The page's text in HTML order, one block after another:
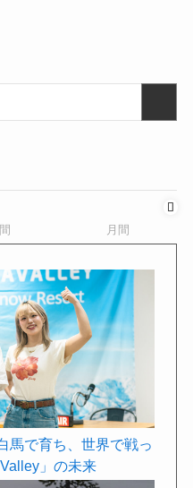
月間
馬で育ち、世界で戦っ
」の未来